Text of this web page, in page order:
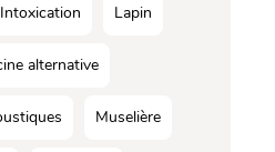
Intoxication Lapin
alternative
Muselière